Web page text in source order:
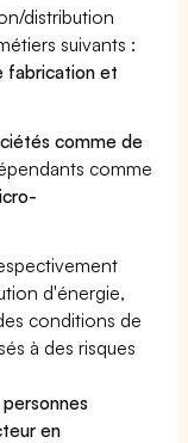
distribution
suivants :
fabrication et
comme de
comme
d'énergie,
conditions de
à des risques
personnes
en